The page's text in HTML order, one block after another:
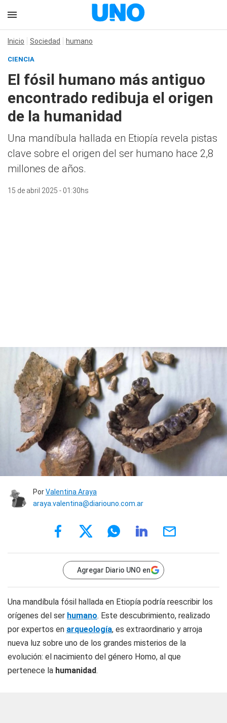
Inicio Sociedad humano
CIENCIA
El fósil humano más antiguo
encontrado redibuja el origen
de la humanidad
Una mandíbula hallada en Etiopía revela pistas
clave sobre el origen del ser humano hace 2,8
millones de años.
15 de abril 2025 - 01:30hs
PorValentina Araya
araya.valentina@diariouno.com.ar
Agregar Diario UNO en
Una mandíbula fósil hallada en Etiopía podría reescribir los
orígenes del ser humano. Este descubrimiento, realizado
por expertos en arqueología, es extraordinario y arroja
nueva luz sobre uno de los grandes misterios de la
evolución: el nacimiento del género Homo, al que
pertenece la humanidad.